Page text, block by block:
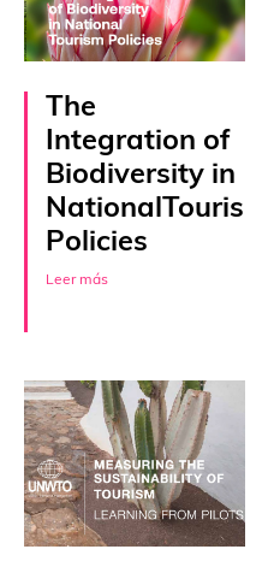
The
Integration of
Biodiversity in
NationalTourism
Policies
Leer más